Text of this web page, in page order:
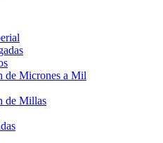
de Micrones a Mil
de Millas